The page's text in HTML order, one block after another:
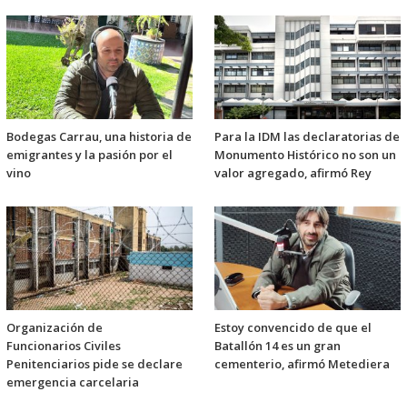
Bodegas Carrau, una historia de
emigrantes y la pasión por el
vino
Para la IDM las declaratorias de
Monumento Histórico no son un
valor agregado, afirmó Rey
Organización de
Funcionarios Civiles
Penitenciarios pide se declare
emergencia carcelaria
Estoy convencido de que el
Batallón 14 es un gran
cementerio, afirmó Metediera